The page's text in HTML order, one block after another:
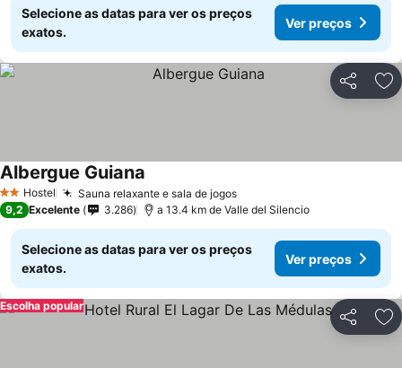
Selecione as datas para ver os preços
exatos.
Ver preços
Partilhar
2 Estrelas
Hostel Sauna relaxante e sala de jogos
Albergue Guiana
9,2 Excelente 3.286 a 13.4 km de Valle del Silencio
Selecione as datas para ver os preços
exatos.
Ver preços
Partilhar
Escolha popular